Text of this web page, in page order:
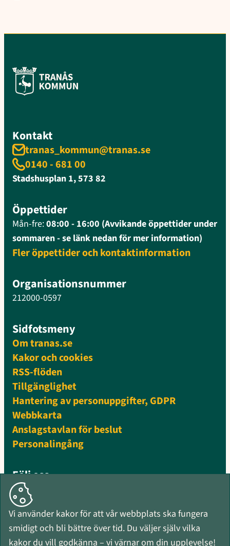
Kontakt
tranas_kommun@tranas.se
0140 - 681 00
Stadshusplan 1, 573 82
Öppettider
Mån-fre:08:00 - 16:00 (Avvikande öppettider under
sommaren - se länk nedan för mer information)
Fler öppettider och kontaktinformation
Organisationsnummer
212000-0597
Sidfotsmeny
Om tranas.se
Kakor och cookies
RSS-flöden
Tillgänglighet
Hantering av personuppgifter, GDPR
Webbkarta
Anslagstavlan för beslut
Personalingång
Följ oss
Facebook
Instagram
Mynewsdesk
RSS-flöden
Vi använder kakor för att vår webbplats ska fungera
smidigt och bli bättre över tid. Du väljer själv vilka
kakor du vill godkänna – vi värnar om din upplevelse!